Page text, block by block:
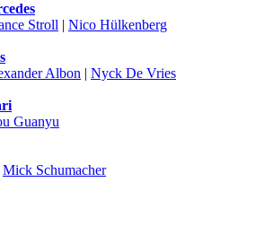
Stroll | Nico Hülkenberg
Albon | Nyck De Vries
Guanyu
Mick Schumacher